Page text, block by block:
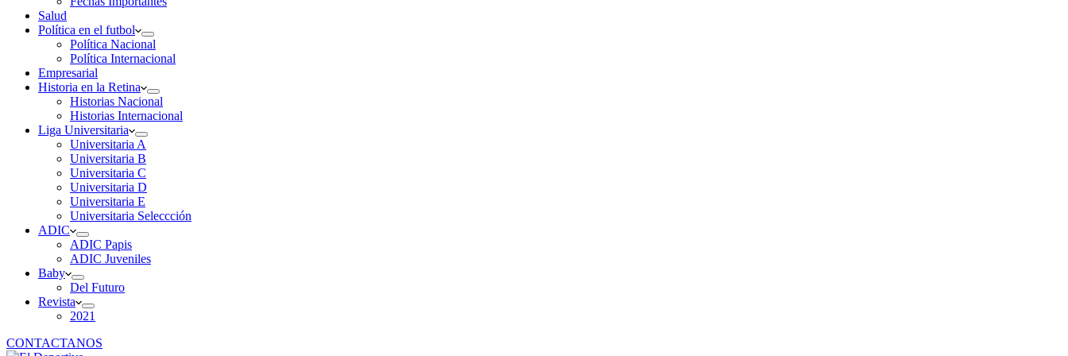
Salud
Política en el futbol
Política Nacional
Política Internacional
Empresarial
Historia en la Retina
Historias Nacional
Historias Internacional
Liga Universitaria
Universitaria A
Universitaria B
Universitaria C
Universitaria D
Universitaria E
Universitaria Seleccción
ADIC
ADIC Papis
ADIC Juveniles
Baby
Del Futuro
Revista
2021
CONTACTANOS